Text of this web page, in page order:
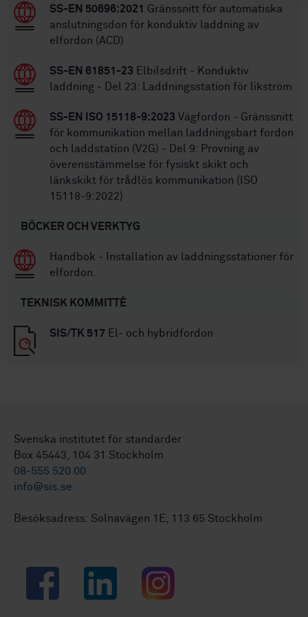
SS-EN 50696:2021
Gränssnitt för automatiska
anslutningsdon för konduktiv laddning av
elfordon (ACD)
SS-EN 61851-23 Elbilsdrift - Konduktiv
laddning - Del 23: Laddningsstation för likström
SS-EN ISO 15118-9:2023 Vägfordon - Gränssnitt
för kommunikation mellan laddningsbart fordon
och laddstation (V2G) - Del 9: Provning av
överensstämmelse för fysiskt skikt och
länkskikt för trådlös kommunikation (ISO
15118-9:2022)
BÖCKER OCH VERKTYG
Handbok - Installation av laddningsstationer för
elfordon.
TEKNISK KOMMITTÉ
SIS/TK 517 El- och hybridfordon
Svenska institutet för standarder
Box 45443, 104 31 Stockholm
08-555 520 00
info@sis.se
Besöksadress: Solnavägen 1E, 113 65 Stockholm
Facebook LinkedIn Instagram